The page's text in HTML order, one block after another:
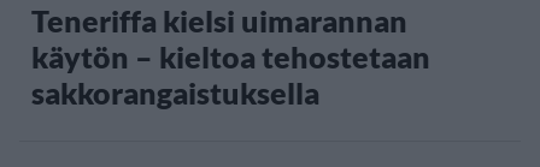
Teneriffa kielsi uimarannan
käytön – kieltoa tehostetaan
sakkorangaistuksella